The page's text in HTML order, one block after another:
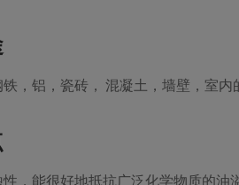
，铝，瓷砖， 混凝土，墙壁，室
，能很好地抵抗广泛化学物质的油